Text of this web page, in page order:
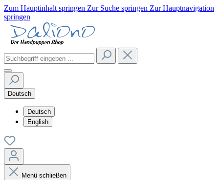
Zum Hauptinhalt springen Zur Suche springen Zur Hauptnavigation
springen
Deutsch
Deutsch
English
Menü schließen